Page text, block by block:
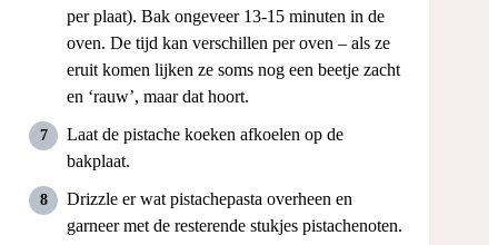
per plaat). Bak ongeveer 13-15 minuten in de
oven. De tijd kan verschillen per oven – als ze
eruit komen lijken ze soms nog een beetje zacht
en ‘rauw’, maar dat hoort.
Laat de pistache koeken afkoelen op de
bakplaat.
Drizzle er wat pistachepasta overheen en
garneer met de resterende stukjes pistachenoten.